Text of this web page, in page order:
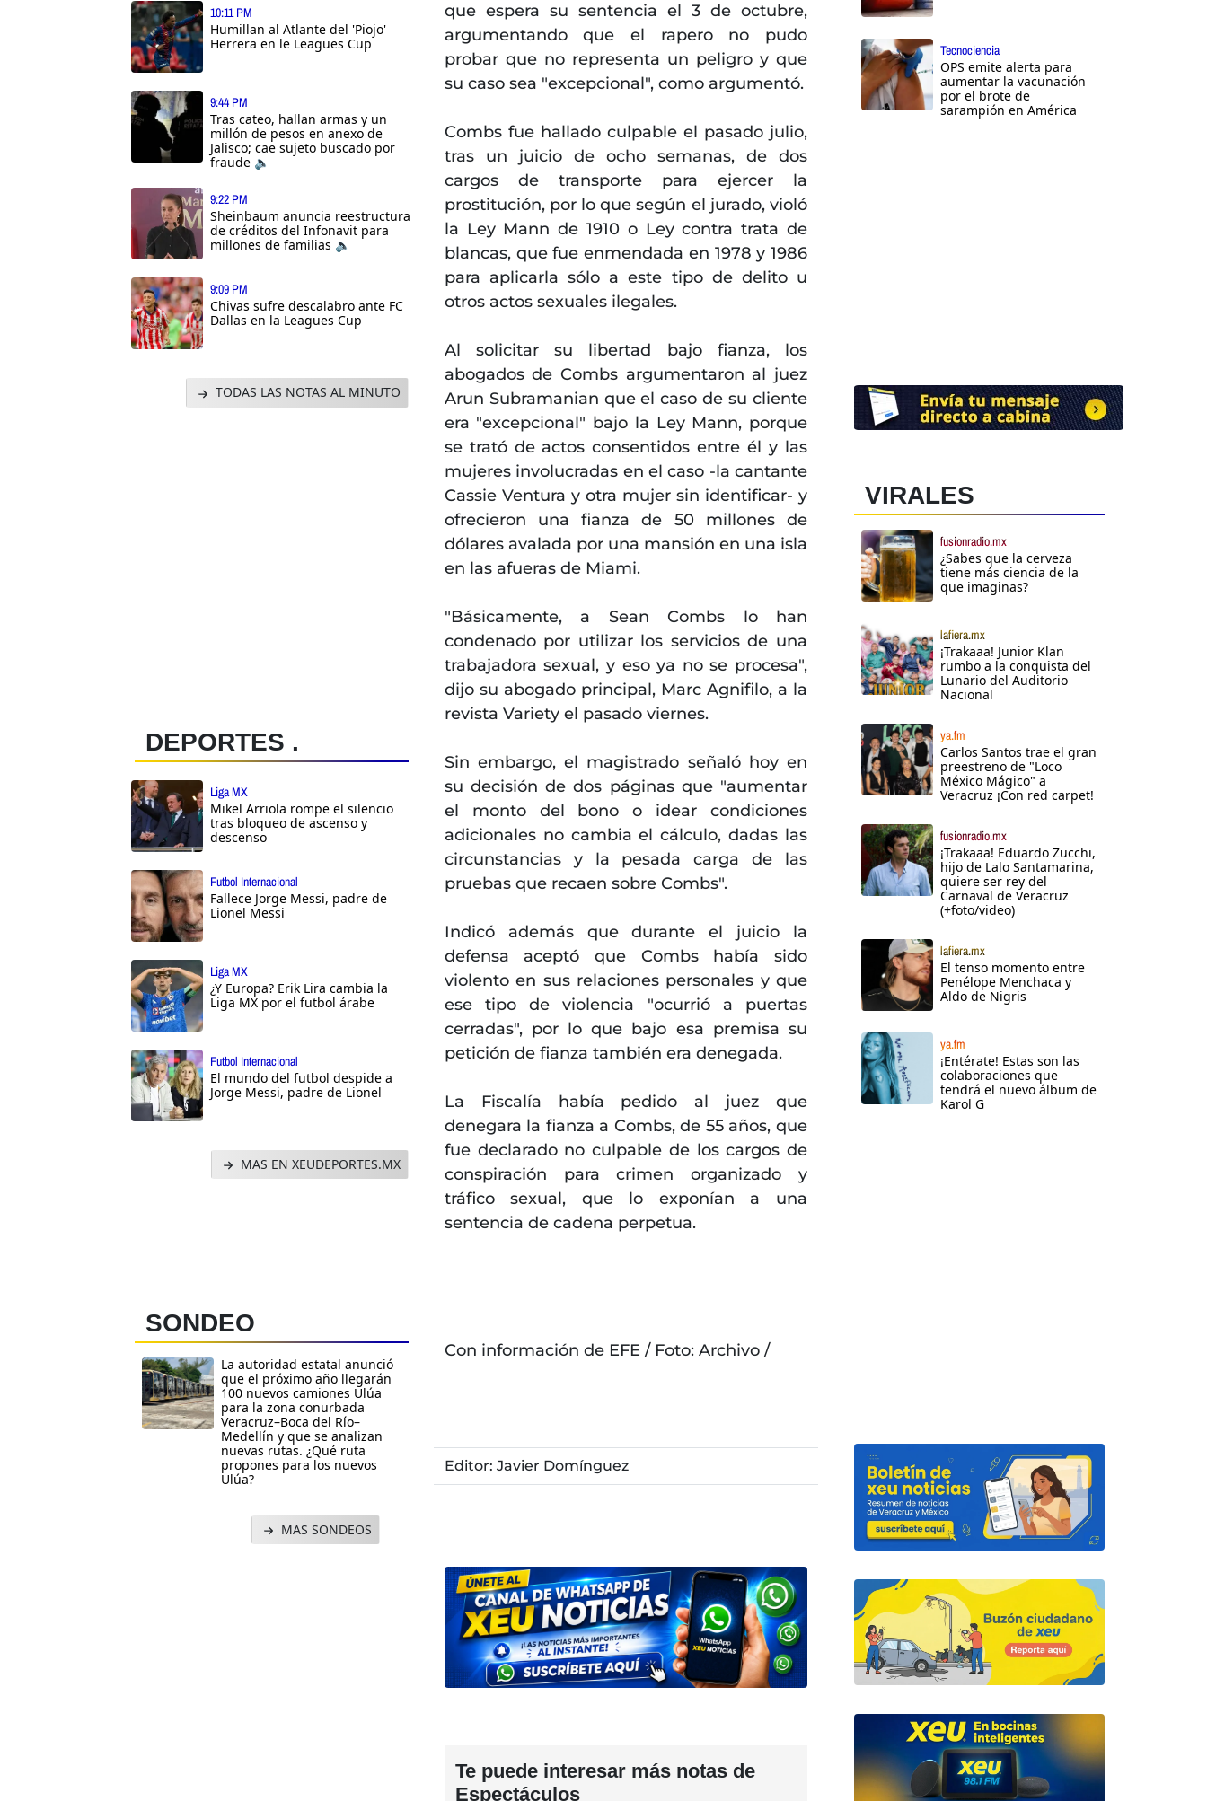
10:11 PM
Humillan al Atlante del 'Piojo'
Herrera en le Leagues Cup
9:44 PM
Tras cateo, hallan armas y un
millón de pesos en anexo de
Jalisco; cae sujeto buscado por
fraude 🔈
9:22 PM
Sheinbaum anuncia reestructura
de créditos del Infonavit para
millones de familias 🔈
9:09 PM
Chivas sufre descalabro ante FC
Dallas en la Leagues Cup
TODAS LAS NOTAS AL MINUTO
DEPORTES .
Liga MX
Mikel Arriola rompe el silencio
tras bloqueo de ascenso y
descenso
Futbol Internacional
Fallece Jorge Messi, padre de
Lionel Messi
Liga MX
¿Y Europa? Erik Lira cambia la
Liga MX por el futbol árabe
Futbol Internacional
El mundo del futbol despide a
Jorge Messi, padre de Lionel
MAS EN XEUDEPORTES.MX
SONDEO
La autoridad estatal anunció
que el próximo año llegarán
100 nuevos camiones Ulúa
para la zona conurbada
Veracruz–Boca del Río–
Medellín y que se analizan
nuevas rutas. ¿Qué ruta
propones para los nuevos
Ulúa?
MAS SONDEOS
que espera su sentencia el 3 de octubre,
argumentando que el rapero no pudo
probar que no representa un peligro y que
su caso sea "excepcional", como argumentó.
Combs fue hallado culpable el pasado julio,
tras un juicio de ocho semanas, de dos
cargos de transporte para ejercer la
prostitución, por lo que según el jurado, violó
la Ley Mann de 1910 o Ley contra trata de
blancas, que fue enmendada en 1978 y 1986
para aplicarla sólo a este tipo de delito u
otros actos sexuales ilegales.
Al solicitar su libertad bajo fianza, los
abogados de Combs argumentaron al juez
Arun Subramanian que el caso de su cliente
era "excepcional" bajo la Ley Mann, porque
se trató de actos consentidos entre él y las
mujeres involucradas en el caso -la cantante
Cassie Ventura y otra mujer sin identificar- y
ofrecieron una fianza de 50 millones de
dólares avalada por una mansión en una isla
en las afueras de Miami.
"Básicamente, a Sean Combs lo han
condenado por utilizar los servicios de una
trabajadora sexual, y eso ya no se procesa",
dijo su abogado principal, Marc Agnifilo, a la
revista Variety el pasado viernes.
Sin embargo, el magistrado señaló hoy en
su decisión de dos páginas que "aumentar
el monto del bono o idear condiciones
adicionales no cambia el cálculo, dadas las
circunstancias y la pesada carga de las
pruebas que recaen sobre Combs".
Indicó además que durante el juicio la
defensa aceptó que Combs había sido
violento en sus relaciones personales y que
ese tipo de violencia "ocurrió a puertas
cerradas", por lo que bajo esa premisa su
petición de fianza también era denegada.
La Fiscalía había pedido al juez que
denegara la fianza a Combs, de 55 años, que
fue declarado no culpable de los cargos de
conspiración para crimen organizado y
tráfico sexual, que lo exponían a una
sentencia de cadena perpetua.
Con información de EFE / Foto: Archivo /
Editor: Javier Domínguez
Te puede interesar más notas de
Espectáculos
Tecnociencia
OPS emite alerta para
aumentar la vacunación
por el brote de
sarampión en América
VIRALES
fusionradio.mx
¿Sabes que la cerveza
tiene más ciencia de la
que imaginas?
lafiera.mx
¡Trakaaa! Junior Klan
rumbo a la conquista del
Lunario del Auditorio
Nacional
ya.fm
Carlos Santos trae el gran
preestreno de "Loco
México Mágico" a
Veracruz ¡Con red carpet!
fusionradio.mx
¡Trakaaa! Eduardo Zucchi,
hijo de Lalo Santamarina,
quiere ser rey del
Carnaval de Veracruz
(+foto/video)
lafiera.mx
El tenso momento entre
Penélope Menchaca y
Aldo de Nigris
ya.fm
¡Entérate! Estas son las
colaboraciones que
tendrá el nuevo álbum de
Karol G